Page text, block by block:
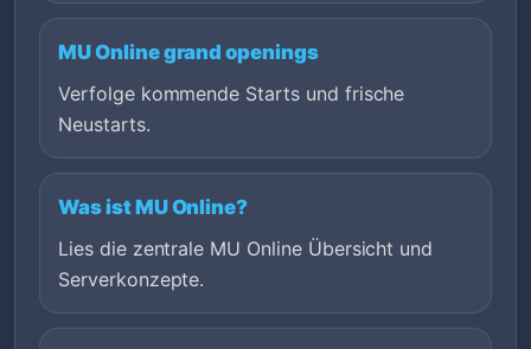
MU Online grand openings
Verfolge kommende Starts und frische
Neustarts.
Was ist MU Online?
Lies die zentrale MU Online Übersicht und
Serverkonzepte.